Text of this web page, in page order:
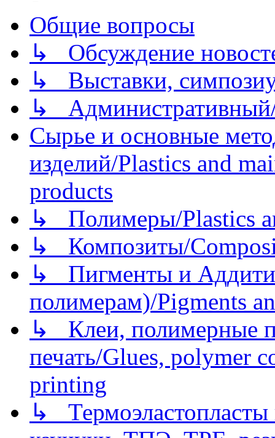
Общие вопросы
↳ Обсуждение
↳ Выставки,
↳
Сырье и основные
изделий/Plastics and
products
↳ Полимеры/Plastics
↳ Композиты/
↳ Пигменты и
полимерам)/Pigments
↳ Клеи, полимерные
печать/Glues, polymer
printing
↳